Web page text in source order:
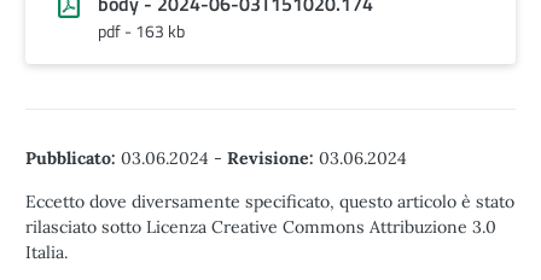
pdf - 163 kb
Pubblicato: 03.06.2024 - Revisione: 03.06.2024
Eccetto dove diversamente specificato, questo articolo è stato
rilasciato sotto Licenza Creative Commons Attribuzione 3.0
Italia.